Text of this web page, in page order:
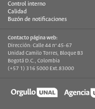
Control interno
Calidad
Buzón de notificaciones
Contacto página web:
Dirección: Calle 44 nº 45-67
Unidad Camilo Torres, Bloque B3
Bogotá D.C., Colombia
(+57 1) 316 5000 Ext.83000